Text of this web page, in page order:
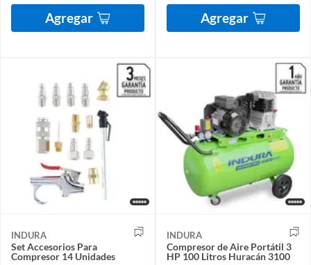
Agregar Agregar
INDURA
Set Accesorios Para
Compresor 14 Unidades
INDURA
Compresor de Aire Portátil 3
HP 100 Litros Huracán 3100